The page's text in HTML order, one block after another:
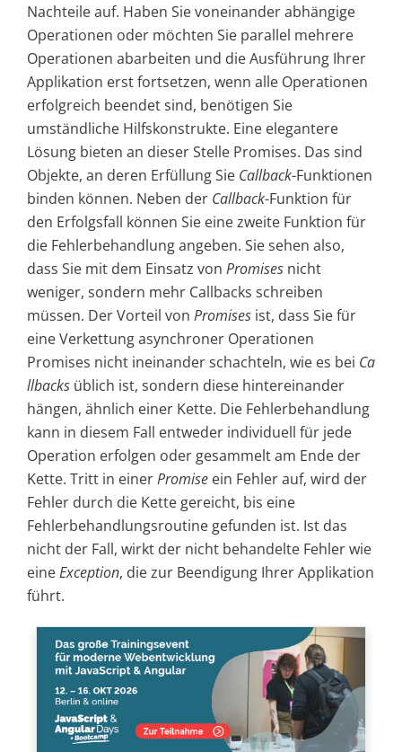
Nachteile auf. Haben Sie voneinander abhängige
Operationen oder möchten Sie parallel mehrere
Operationen abarbeiten und die Ausführung Ihrer
Applikation erst fortsetzen, wenn alle Operationen
erfolgreich beendet sind, benötigen Sie
umständliche Hilfskonstrukte. Eine elegantere
Lösung bieten an dieser Stelle Promises. Das sind
Objekte, an deren Erfüllung Sie Callback-Funktionen
binden können. Neben der Callback-Funktion für
den Erfolgsfall können Sie eine zweite Funktion für
die Fehlerbehandlung angeben. Sie sehen also,
dass Sie mit dem Einsatz von Promises nicht
weniger, sondern mehr Callbacks schreiben
müssen. Der Vorteil von Promises ist, dass Sie für
eine Verkettung asynchroner Operationen
Promises nicht ineinander schachteln, wie es bei Ca
llbacks üblich ist, sondern diese hintereinander
hängen, ähnlich einer Kette. Die Fehlerbehandlung
kann in diesem Fall entweder individuell für jede
Operation erfolgen oder gesammelt am Ende der
Kette. Tritt in einerPromise ein Fehler auf, wird der
Fehler durch die Kette gereicht, bis eine
Fehlerbehandlungsroutine gefunden ist. Ist das
nicht der Fall, wirkt der nicht behandelte Fehler wie
eineException, die zur Beendigung Ihrer Applikation
führt.